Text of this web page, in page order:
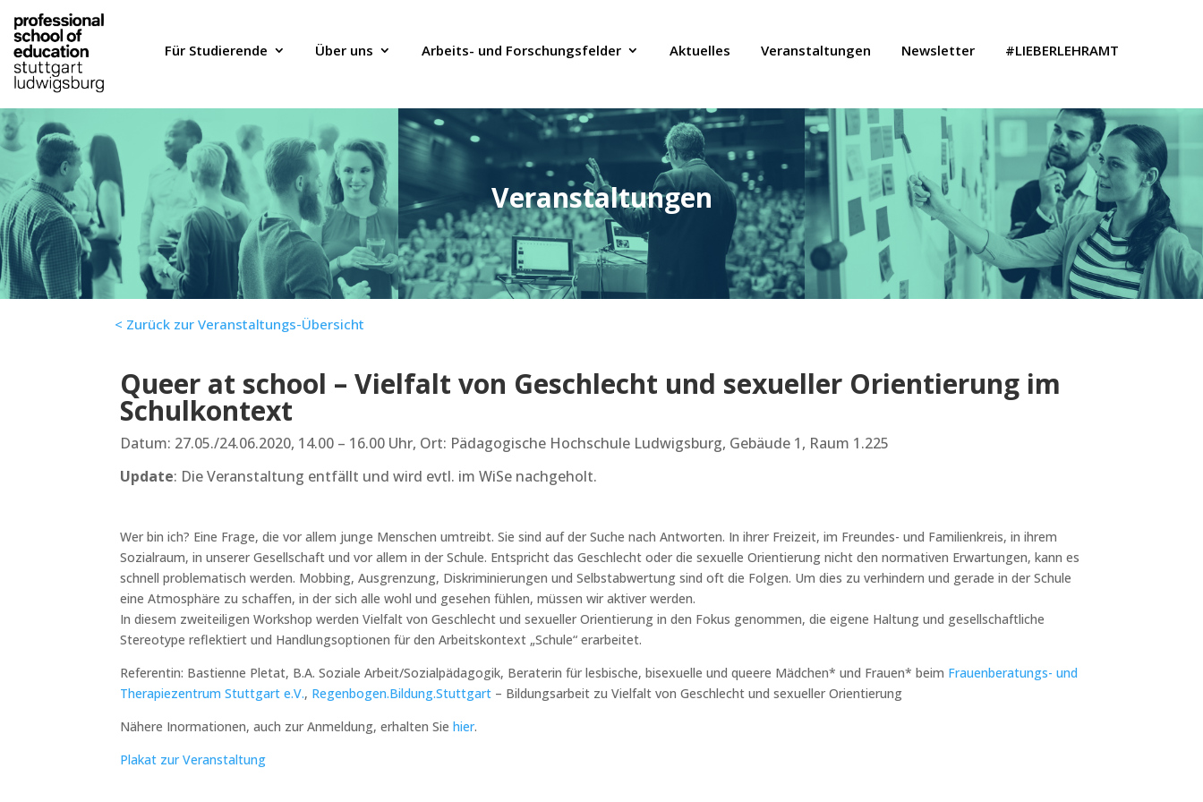
Für Studierende Über uns Arbeits- und Forschungsfelder Aktuelles Veranstaltungen Newsletter #LIEBERLEHRAMT
Veranstaltungen
< Zurück zur Veranstaltungs-Übersicht
Queer at school – Vielfalt von Geschlecht und sexueller Orientierung im
Schulkontext
Datum: 27.05./24.06.2020, 14.00 – 16.00 Uhr, Ort: Pädagogische Hochschule Ludwigsburg, Gebäude 1, Raum 1.225
Update: Die Veranstaltung entfällt und wird evtl. im WiSe nachgeholt.
Wer bin ich? Eine Frage, die vor allem junge Menschen umtreibt. Sie sind auf der Suche nach Antworten. In ihrer Freizeit, im Freundes- und Familienkreis, in ihrem
Sozialraum, in unserer Gesellschaft und vor allem in der Schule. Entspricht das Geschlecht oder die sexuelle Orientierung nicht den normativen Erwartungen, kann es
schnell problematisch werden. Mobbing, Ausgrenzung, Diskriminierungen und Selbstabwertung sind oft die Folgen. Um dies zu verhindern und gerade in der Schule
eine Atmosphäre zu schaffen, in der sich alle wohl und gesehen fühlen, müssen wir aktiver werden.
In diesem zweiteiligen Workshop werden Vielfalt von Geschlecht und sexueller Orientierung in den Fokus genommen, die eigene Haltung und gesellschaftliche
Stereotype reflektiert und Handlungsoptionen für den Arbeitskontext „Schule“ erarbeitet.
Referentin: Bastienne Pletat, B.A. Soziale Arbeit/Sozialpädagogik, Beraterin für lesbische, bisexuelle und queere Mädchen* und Frauen* beim Frauenberatungs- und
Therapiezentrum Stuttgart e.V., Regenbogen.Bildung.Stuttgart – Bildungsarbeit zu Vielfalt von Geschlecht und sexueller Orientierung
Nähere Inormationen, auch zur Anmeldung, erhalten Siehier.
Plakat zur Veranstaltung